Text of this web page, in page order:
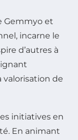
Gemmyo et
incarne le
d’autres à
valorisation de
initiatives en
En animant